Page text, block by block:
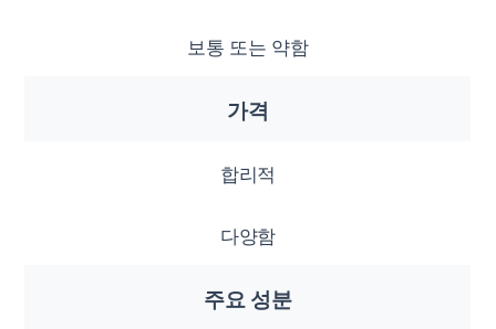
보통 또는 약함
가격
합리적
다양함
주요 성분